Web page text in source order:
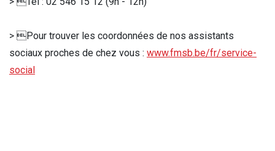
> Pour trouver les coordonnées de nos assistants
sociaux proches de chez vous : www.fmsb.be/fr/service-
social